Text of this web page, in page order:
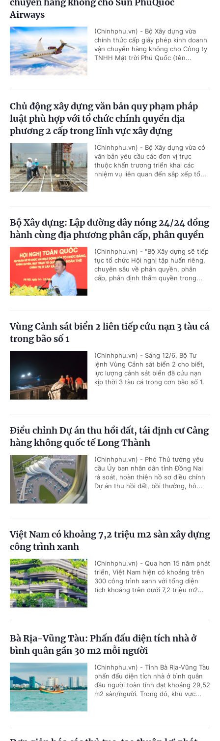
chuyển hàng không cho Sun PhuQuoc
Airways
(Chinhphu.vn) - Bộ Xây dựng vừa
chính thức cấp giấy phép kinh doanh
vận chuyển hàng không cho Công ty
TNHH Mặt trời Phú Quốc (tên...
Chủ động xây dựng văn bản quy phạm pháp
luật phù hợp với tổ chức chính quyền địa
phương 2 cấp trong lĩnh vực xây dựng
(Chinhphu.vn) - Bộ Xây dựng vừa có
văn bản yêu cầu các đơn vị trực
thuộc khẩn trương triển khai các
nhiệm vụ liên quan đến sắp xếp tổ...
Bộ Xây dựng: Lập đường dây nóng 24/24 đồng
hành cùng địa phương phân cấp, phân quyền
(Chinhphu.vn) - "Bộ Xây dựng sẽ tiếp
tục tổ chức Hội nghị tập huấn riêng,
chuyên sâu về phân quyền, phân
cấp, phân định thẩm quyền trong...
Vùng Cảnh sát biển 2 liên tiếp cứu nạn 3 tàu cá
trong bão số 1
(Chinhphu.vn) - Sáng 12/6, Bộ Tư
lệnh Vùng Cảnh sát biển 2 cho biết,
lực lượng cảnh sát biển đã cứu nạn
kịp thời 3 tàu cá trong cơn bão số 1.
Điều chỉnh Dự án thu hồi đất, tái định cư Cảng
hàng không quốc tế Long Thành
(Chinhphu.vn) - Phó Thủ tướng yêu
cầu Ủy ban nhân dân tỉnh Đồng Nai
rà soát, hoàn thiện hồ sơ điều chỉnh
Dự án thu hồi đất, bồi thường, hỗ...
Việt Nam có khoảng 7,2 triệu m2 sàn xây dựng
công trình xanh
(Chinhphu.vn) - Qua hơn 15 năm phát
triển, Việt Nam hiện có khoảng trên
300 công trình xanh với tổng diện
tích khoảng trên dưới 7,2 triệu m2...
Bà Rịa-Vũng Tàu: Phấn đấu diện tích nhà ở
bình quân gần 30 m2 mỗi người
(Chinhphu.vn) - Tỉnh Bà Rịa-Vũng Tàu
phấn đấu diện tích nhà ở bình quân
đầu người toàn tỉnh đạt khoảng 29,52
m2 sàn/người. Trong đó, khu vực...